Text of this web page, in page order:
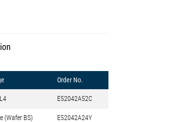
Order No.
E52042A52C
(Wafer BS) E52042A24Y